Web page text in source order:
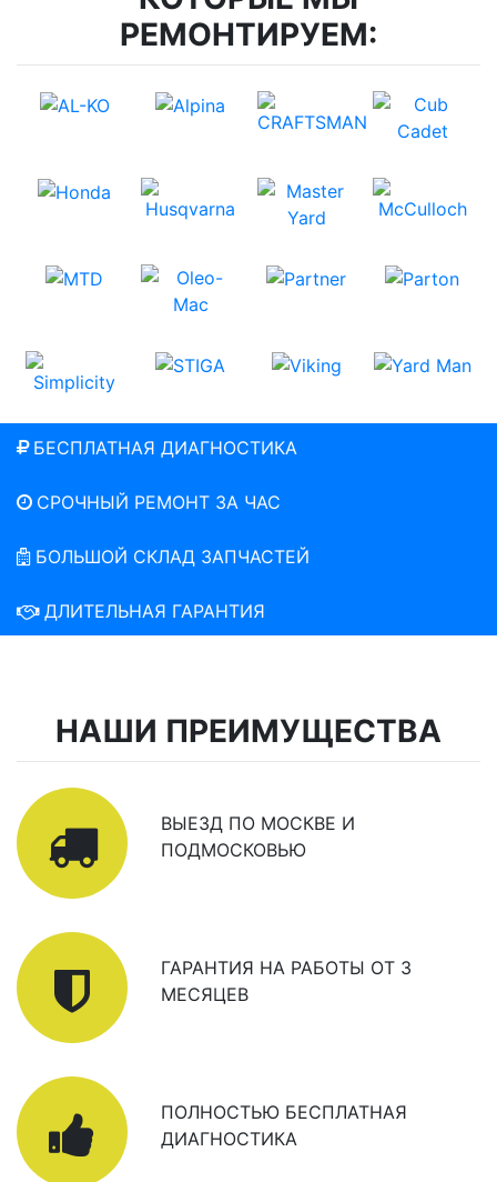
РЕМОНТИРУЕМ:
БЕСПЛАТНАЯ ДИАГНОСТИКА
СРОЧНЫЙ РЕМОНТ ЗА ЧАС
БОЛЬШОЙ СКЛАД ЗАПЧАСТЕЙ
ДЛИТЕЛЬНАЯ ГАРАНТИЯ
НАШИ ПРЕИМУЩЕСТВА
ВЫЕЗД ПО МОСКВЕ И
ПОДМОСКОВЬЮ
ГАРАНТИЯ НА РАБОТЫ ОТ 3
МЕСЯЦЕВ
ПОЛНОСТЬЮ БЕСПЛАТНАЯ
ДИАГНОСТИКА